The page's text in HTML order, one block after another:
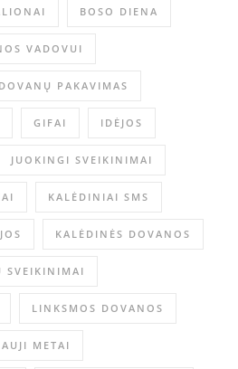
BOSO DIENA
VADOVUI
DOVANŲ PAKAVIMAS
GIFAI IDĖJOS
JUOKINGI SVEIKINIMAI
KALĖDINIAI SMS
KALĖDINĖS DOVANOS
SVEIKINIMAI
LINKSMOS DOVANOS
METAI